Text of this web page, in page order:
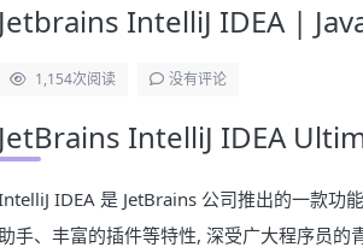
Jetbrains IntelliJ IDEA |
1,154次阅读 没有评论
JetBrains IntelliJ IDEA
IDEA 是 JetBrains 公司推出的一款功
手、丰富的插件等特性, 深受广大程序员的